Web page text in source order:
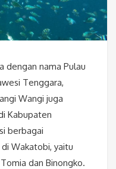
dengan nama Pulau
Tenggara,
Wangi juga
Kabupaten
berbagai
Wakatobi, yaitu
dan Binongko.